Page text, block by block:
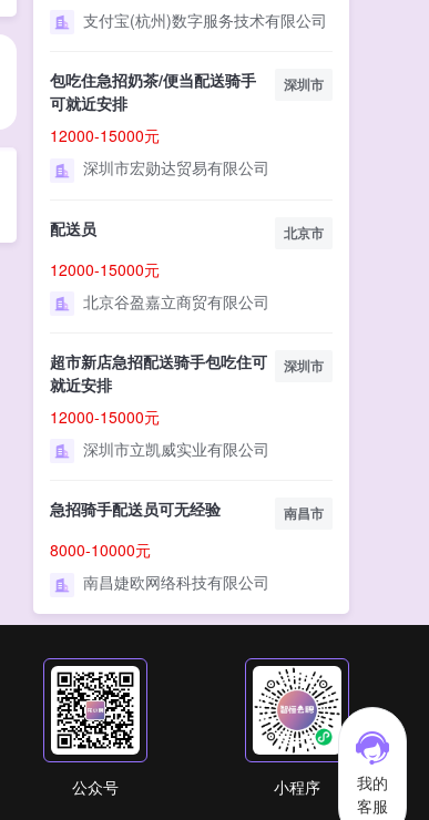
我的
客服
支付宝(杭州)数字服务技术有限公司
包吃住急招奶茶/便当配送骑手
可就近安排
深圳市
12000-15000元
深圳市宏勋达贸易有限公司
配送员 北京市
12000-15000元
北京谷盈嘉立商贸有限公司
超市新店急招配送骑手包吃住可
就近安排
深圳市
12000-15000元
深圳市立凯威实业有限公司
急招骑手配送员可无经验 南昌市
8000-10000元
南昌婕欧网络科技有限公司
公众号 小程序